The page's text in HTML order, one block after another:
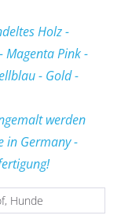
Holz -
Magenta Pink -
- Gold -
werden
in Germany -
Hunde